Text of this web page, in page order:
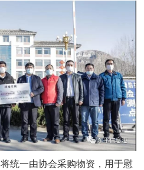
一由协会采购物资，用于慰